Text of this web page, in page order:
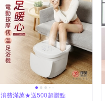
消費滿萬★送500超贈點